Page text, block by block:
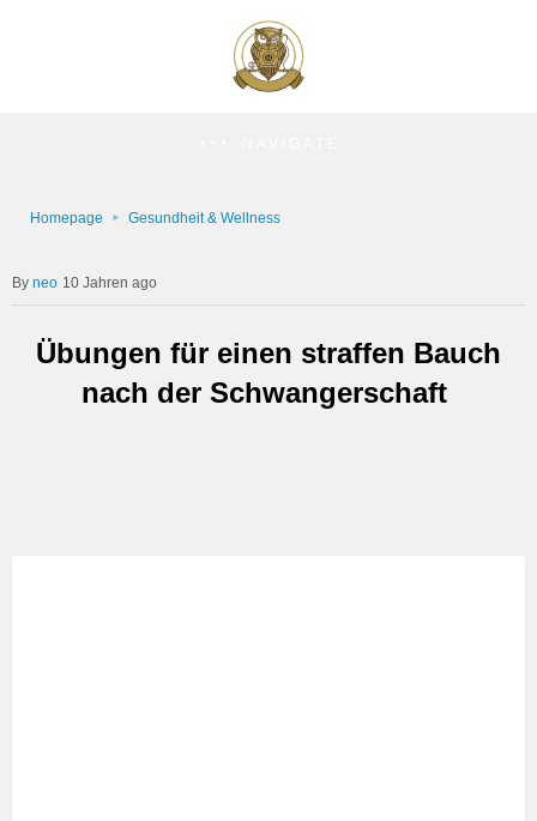
Homepage Gesundheit & Wellness
neo 10 Jahren ago
Übungen für einen straffen Bauch
nach der Schwangerschaft